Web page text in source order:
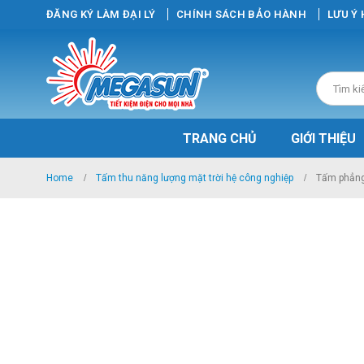
ĐĂNG KÝ LÀM ĐẠI LÝ CHÍNH SÁCH BẢO HÀNH LƯU Ý
TRANG CHỦ GIỚI THIỆU
Home Tấm thu năng lượng mặt trời hệ công nghiệp Tấm